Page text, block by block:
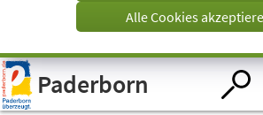
Visuelle
Assistenzsoftware
öffnen.
Alle Cookies
Paderborn